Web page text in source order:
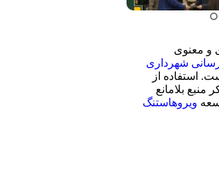
و معنوی
رسانی شهرداری
استفاده از
بلامانع
ویروهاستنگ